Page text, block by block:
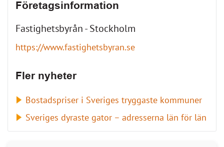
Företagsinformation
Fastighetsbyrån - Stockholm
https://www.fastighetsbyran.se
Fler nyheter
Bostadspriser i Sveriges tryggaste kommuner
Sveriges dyraste gator – adresserna län för län